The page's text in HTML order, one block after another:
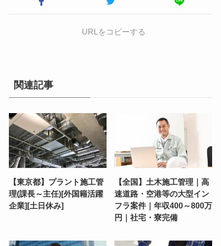
URLをコピーする
関連記事
【東京都】プラント施工管
理(課長～主任)[外国籍活躍
企業][土日休み]
【全国】土木施工管理｜高
速道路・空港等の大型イン
フラ案件｜年収400～800万
円｜社宅・寮完備